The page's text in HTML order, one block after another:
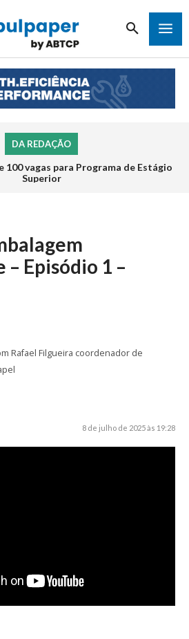
DA REDAÇÃO
100 vagas para Programa de Estágio
Superior
Episódio 1 –
Rafael Filgueira coordenador de
8 de julho de 2025 às 19:28